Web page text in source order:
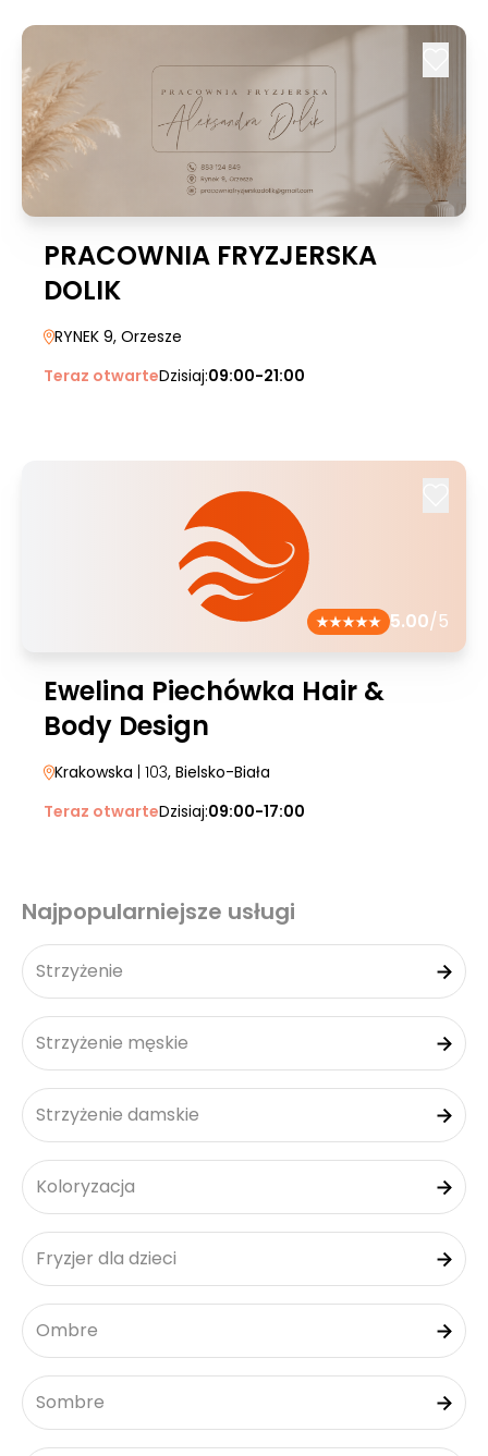
PRACOWNIA FRYZJERSKA
DOLIK
RYNEK 9, Orzesze
Teraz otwarteDzisiaj:09:00-21:00
5.00/5
Ewelina Piechówka Hair &
Body Design
Krakowska | 103, Bielsko-Biała
Teraz otwarteDzisiaj:09:00-17:00
Najpopularniejsze usługi
Strzyżenie
Strzyżenie męskie
Strzyżenie damskie
Koloryzacja
Fryzjer dla dzieci
Ombre
Sombre